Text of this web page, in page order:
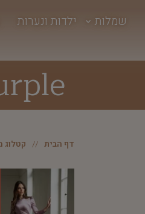
שמלות ילדות ונערות
דף הבית קטלוג